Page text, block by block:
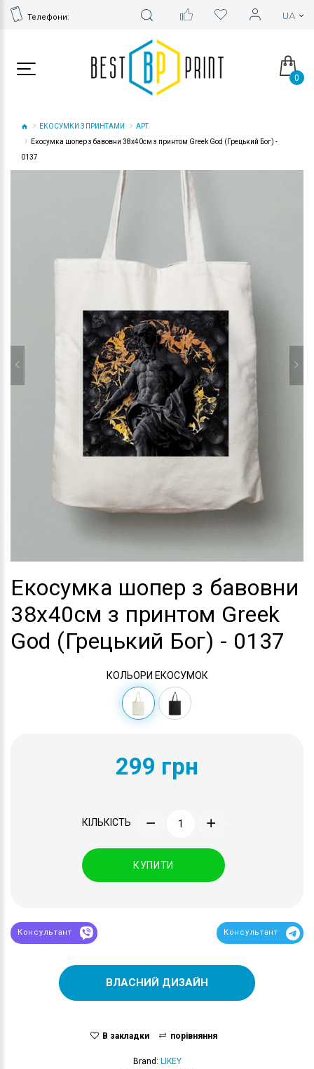
Телефони:
0
ЕКОСУМКИ З ПРИНТАМИ
АРТ
Екосумка шопер з бавовни 38х40см з принтом Greek God (Грецький Бог) -
0137
Екосумка шопер з бавовни
38х40см з принтом Greek
God (Грецький Бог) - 0137
КОЛЬОРИ ЕКОСУМОК
299 грн
КІЛЬКІСТЬ
КУПИТИ
Консультант Консультант
ВЛАСНИЙ ДИЗАЙН
В закладки порівняння
Brand: LIKEY